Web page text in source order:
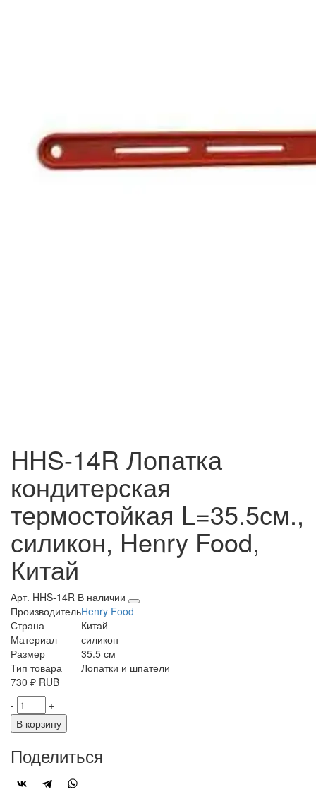
HHS-14R Лопатка
кондитерская
термостойкая L=35.5см.,
силикон, Henry Food,
Китай
Арт. HHS-14R В наличии
ПроизводительHenry Food
Страна
Китай
Материал
силикон
Размер
35.5 см
Тип товара
Лопатки и шпатели
730 ₽ RUB
-
+
В корзину
Поделиться